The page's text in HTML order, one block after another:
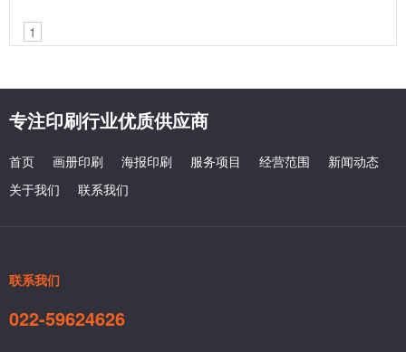
1
专注印刷行业优质供应商
首页 画册印刷 海报印刷 服务项目 经营范围
新闻动态
关于我们
联系我们
联系我们
022-59624626